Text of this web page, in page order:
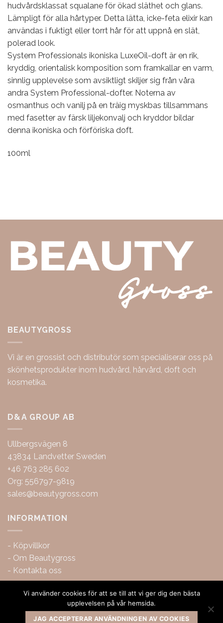
hudvårdsklassat squalane för ökad släthet och glans.
Lämpligt för alla hårtyper. Detta lätta, icke-feta elixir kan
användas i fuktigt eller torrt hår för att uppnå en slät,
polerad look.
System Professionals ikoniska LuxeOil-doft är en rik,
kryddig, orientalisk komposition som framkallar en varm,
sinnlig upplevelse som avsiktligt skiljer sig från våra
andra System Professional-dofter. Noterna av
osmanthus och vanilj på en träig myskbas tillsammans
med fasetter av färsk liljekonvalj och kryddor bildar
denna ikoniska och förföriska doft.
100ml
BEAUTYGROSS
Vi är en grossist och distributör som specialiserar oss på
skönhetsprodukter inom hudvård, hårvård, doft och
kosmetika.
D&A GROUP AB
Ullbergsvägen 8
43834 Landvetter Sweden
+46 763 285 602
Org: 556797-9819
sales@beautygross.com
INFORMATION
- Köpvillkor
- Om Beautygross
- Kontakta oss
Vi använder cookies för att se till att vi ger dig den bästa
upplevelsen på vår hemsida.
JAG ACCEPTERAR ANVÄNDNINGEN AV COOKIES